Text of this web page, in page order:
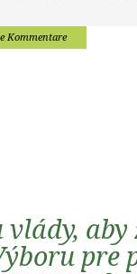
Kommentare
vlády,
pre